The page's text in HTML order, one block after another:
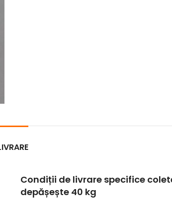
Condiții de livrare specifice
depășește 40 kg